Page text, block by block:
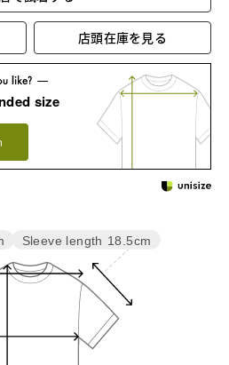
店頭在庫を見る
size
Sleeve length 18.5cm